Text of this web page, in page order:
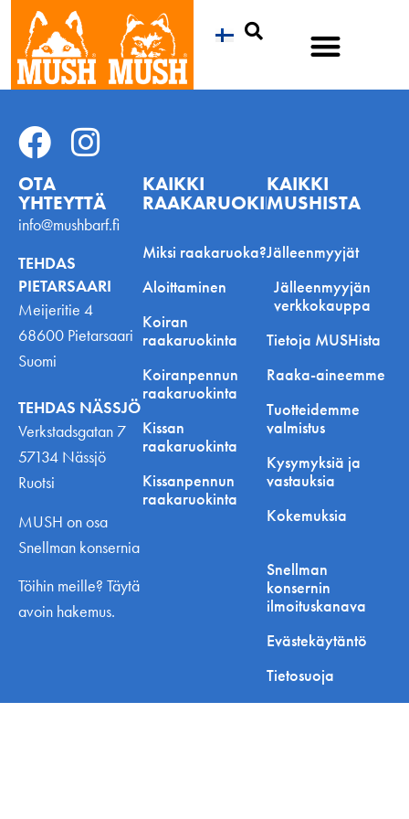
OTA
YHTEYTTÄ
info@mushbarf.fi
TEHDAS
PIETARSAARI
Meijeritie 4
68600 Pietarsaari
Suomi
TEHDAS NÄSSJÖ
Verkstadsgatan 7
57134 Nässjö
Ruotsi
MUSH on osa
Snellman konsernia
Töihin meille? Täytä
avoin hakemus.
KAIKKI
RAAKARUOKINNASTA
Miksi raakaruoka?
Aloittaminen
Koiran
raakaruokinta
Koiranpennun
raakaruokinta
Kissan
raakaruokinta
Kissanpennun
raakaruokinta
KAIKKI
MUSHISTA
Jälleenmyyjät
Jälleenmyyjän
verkkokauppa
Tietoja MUSHista
Raaka-aineemme
Tuotteidemme
valmistus
Kysymyksiä ja
vastauksia
Kokemuksia
Snellman
konsernin
ilmoituskanava
Evästekäytäntö
Tietosuoja